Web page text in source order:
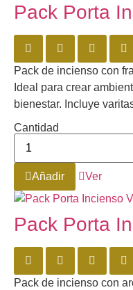
Pack Porta
Pack de incienso con
Ideal para crear
bienestar. Incluye
Cantidad
Añadir Ver
Pack Porta
Pack de incienso con